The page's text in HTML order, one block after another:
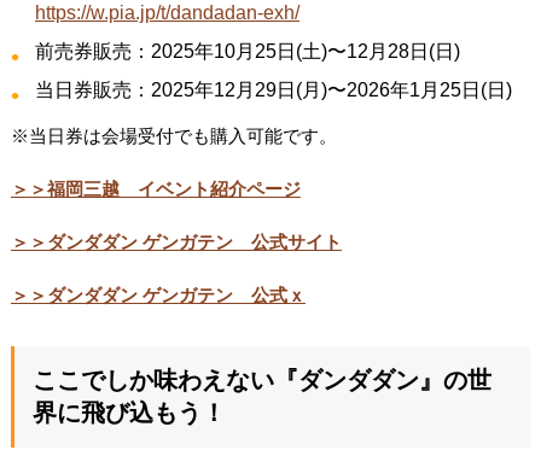
https://w.pia.jp/t/dandadan-exh/
前売券販売：2025年10月25日(土)〜12月28日(日)
当日券販売：2025年12月29日(月)〜2026年1月25日(日)
※当日券は会場受付でも購入可能です。
＞＞福岡三越 イベント紹介ページ
＞＞ダンダダン ゲンガテン 公式サイト
＞＞ダンダダン ゲンガテン 公式ｘ
ここでしか味わえない『ダンダダン』の世
界に飛び込もう！